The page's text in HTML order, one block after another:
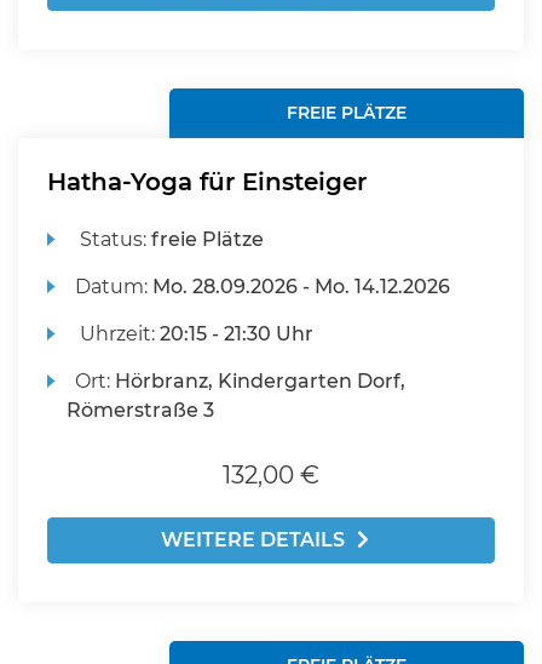
FREIE PLÄTZE
Hatha-Yoga für Einsteiger
Status:freie Plätze
Datum: Mo. 28.09.2026 - Mo. 14.12.2026
Uhrzeit:20:15 - 21:30 Uhr
Ort: Hörbranz, Kindergarten Dorf,
Römerstraße 3
132,00 €
WEITERE DETAILS